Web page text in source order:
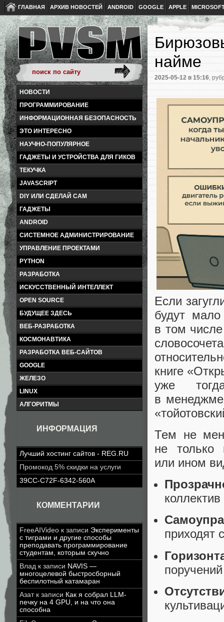
ГЛАВНАЯ АРХИВ НОВОСТЕЙ ANDROID GOOGLE APPLE
НОВОСТИ
ПРОГРАММИРОВАНИЕ
ИНФОРМАЦИОННАЯ БЕЗОПАСНОСТЬ
ЭТО ИНТЕРЕСНО
НАУЧНО-ПОПУЛЯРНОЕ
ГАДЖЕТЫ И УСТРОЙСТВА ДЛЯ ГИКОВ
ТЕКУЧКА
JAVASCRIPT
DIY ИЛИ СДЕЛАЙ САМ
ГАДЖЕТЫ
ANDROID
СИСТЕМНОЕ АДМИНИСТРИРОВАНИЕ
УПРАВЛЕНИЕ ПРОЕКТАМИ
PYTHON
РАЗРАБОТКА
ИСКУССТВЕННЫЙ ИНТЕЛЛЕКТ
OPEN SOURCE
БУДУЩЕЕ ЗДЕСЬ
ВЕБ-РАЗРАБОТКА
КОСМОНАВТИКА
РАЗРАБОТКА ВЕБ-САЙТОВ
GOOGLE
ЖЕЛЕЗО
LINUX
АЛГОРИТМЫ
ИНФОРМАЦИЯ
Лучший хостинг сайтов - REG.RU
Промокод 5% скидки на услуги
39CC-C72F-6342-560A
КОММЕНТАРИИ
FreeAIVideo к записи Эксперименты
с тиграми и другие способы
преподавать программирование
студентам, которым скучно
Влад к записи NAVIS —
многоцелевой быстросборный
беспилотный катамаран
Азатк записи Как я собрал LLM-
печку на 4 GPU, и на что она
способна
найме
2025-05-12 в 15:16,
Если
будут
в том
книге
уже
в
Тем не
не только
или ином
коллектив
приходят